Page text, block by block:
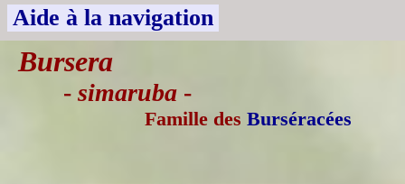
Aide à la navigation
Bursera
- simaruba -
Famille des Burséracées